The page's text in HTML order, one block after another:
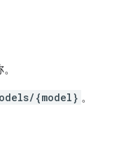
{model} 。